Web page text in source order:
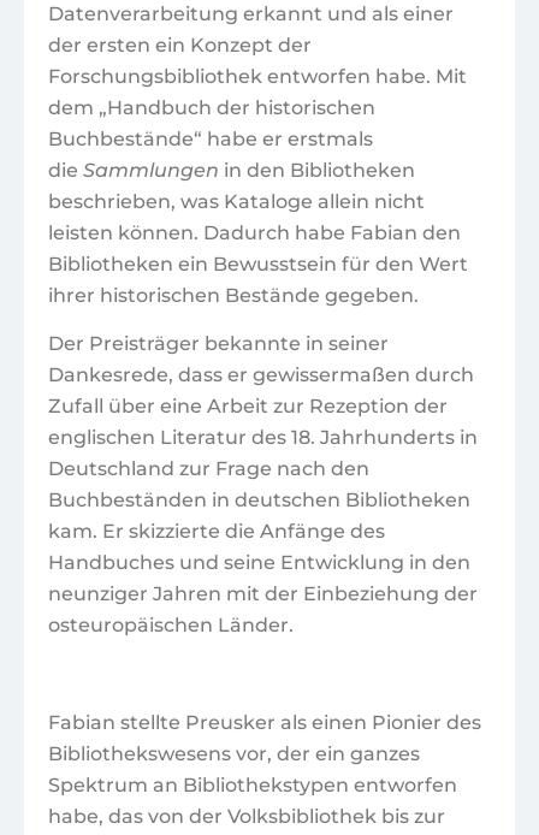
Datenverarbeitung erkannt und als einer
der ersten ein Konzept der
Forschungsbibliothek entworfen habe. Mit
dem „Handbuch der historischen
Buchbestände“ habe er erstmals
die Sammlungen in den Bibliotheken
beschrieben, was Kataloge allein nicht
leisten können. Dadurch habe Fabian den
Bibliotheken ein Bewusstsein für den Wert
ihrer historischen Bestände gegeben.
Der Preisträger bekannte in seiner
Dankesrede, dass er gewissermaßen durch
Zufall über eine Arbeit zur Rezeption der
englischen Literatur des 18. Jahrhunderts in
Deutschland zur Frage nach den
Buchbeständen in deutschen Bibliotheken
kam. Er skizzierte die Anfänge des
Handbuches und seine Entwicklung in den
neunziger Jahren mit der Einbeziehung der
osteuropäischen Länder.
Fabian stellte Preusker als einen Pionier des
Bibliothekswesens vor, der ein ganzes
Spektrum an Bibliothekstypen entworfen
habe, das von der Volksbibliothek bis zur